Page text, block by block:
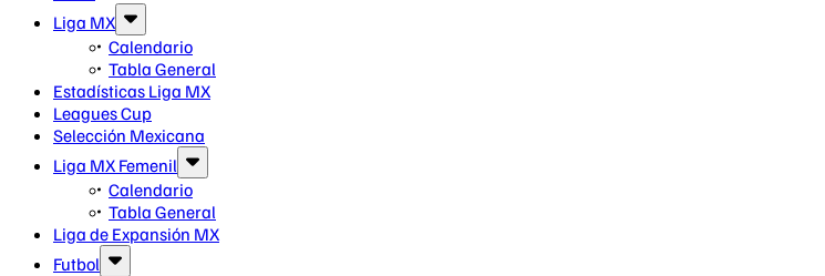
Liga MX
Calendario
Tabla General
Estadísticas Liga MX
Leagues Cup
Selección Mexicana
Liga MX Femenil
Calendario
Tabla General
Liga de Expansión MX
Futbol